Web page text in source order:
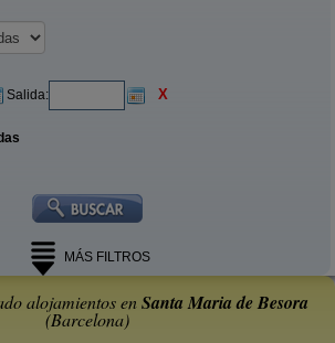
Salida: X
MÁS FILTROS
alojamientos enSanta Maria de Besora
(Barcelona)